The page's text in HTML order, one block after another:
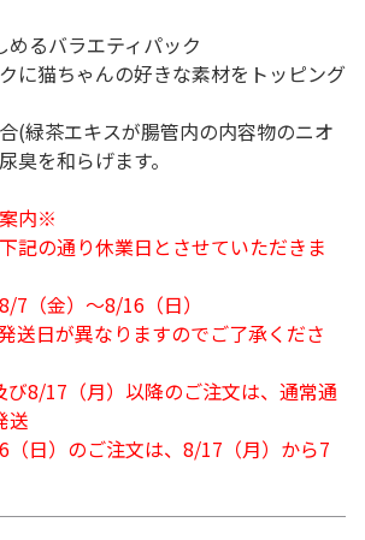
めるバラエティパック
に猫ちゃんの好きな素材をトッピング
(緑茶エキスが腸管内の内容物のニオ
臭を和らげます。
内※
記の通り休業日とさせていただきま
7（金）～8/16（日）
送日が異なりますのでご了承くださ
び8/17（月）以降のご注文は、通常通
送
（日）のご注文は、8/17（月）から7